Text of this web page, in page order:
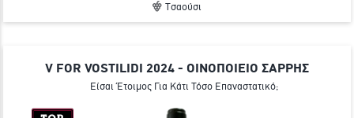
Τσαούσι
V FOR VOSTILIDI 2024 - ΟΙΝΟΠΟΙΕΙΟ ΣΑΡΡΗΣ
Είσαι Έτοιμος Για Κάτι Τόσο Επαναστατικό;